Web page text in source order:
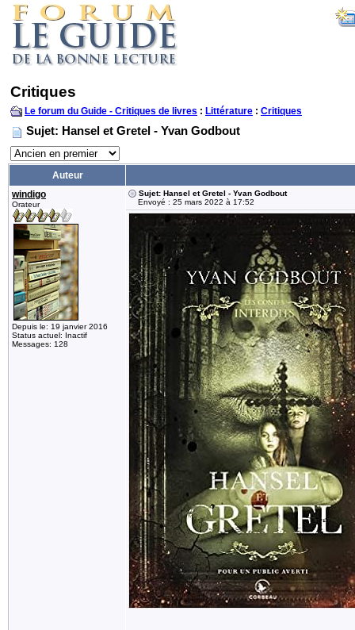
Critiques
Le forum du Guide - Critiques de livres : Littérature : Critiques
Sujet: Hansel et Gretel - Yvan Godbout
Auteur
windigo
Orateur
Depuis le: 19 janvier 2016
Status actuel: Inactif
Messages: 128
Sujet: Hansel et Gretel - Yvan Godbout
Envoyé : 25 mars 2022 à 17:52